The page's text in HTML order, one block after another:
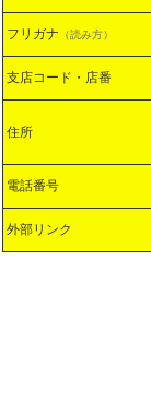
フリガナ （読み方）
支店コード・店番
住所
電話番号
外部リンク